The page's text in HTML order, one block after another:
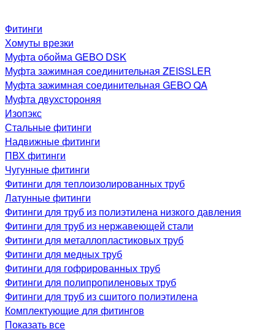
Фитинги
Хомуты врезки
Муфта обойма GEBO DSK
Муфта зажимная соединительная ZEISSLER
Муфта зажимная соединительная GEBO QA
Муфта двухстороняя
Изопэкс
Стальные фитинги
Надвижные фитинги
ПВХ фитинги
Чугунные фитинги
Фитинги для теплоизолированных труб
Латунные фитинги
Фитинги для труб из полиэтилена низкого давления
Фитинги для труб из нержавеющей стали
Фитинги для металлопластиковых труб
Фитинги для медных труб
Фитинги для гофрированных труб
Фитинги для полипропиленовых труб
Фитинги для труб из сшитого полиэтилена
Комплектующие для фитингов
Показать все